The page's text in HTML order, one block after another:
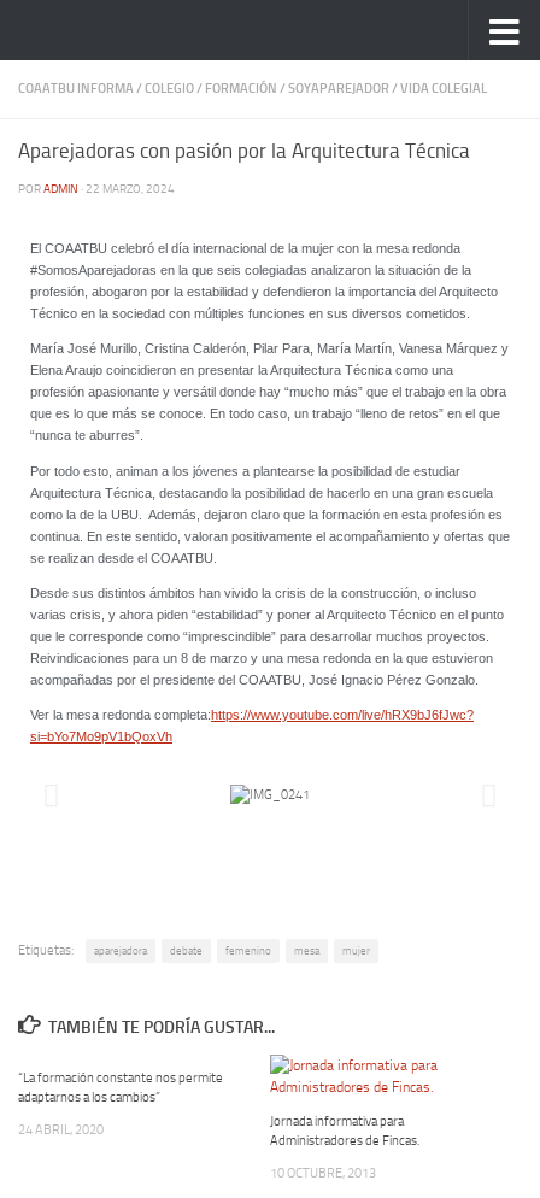
COAATBU INFORMA / COLEGIO/ FORMACIÓN / SOYAPAREJADOR / VIDA COLEGIAL
Aparejadoras con pasión por la Arquitectura Técnica
PORADMIN · 22 MARZO, 2024
El COAATBU celebró el día internacional de la mujer con la mesa redonda
#SomosAparejadoras en la que seis colegiadas analizaron la situación de la
profesión, abogaron por la estabilidad y defendieron la importancia del Arquitecto
Técnico en la sociedad con múltiples funciones en sus diversos cometidos.
María José Murillo, Cristina Calderón, Pilar Para, María Martín, Vanesa Márquez y
Elena Araujo coincidieron en presentar la Arquitectura Técnica como una
profesión apasionante y versátil donde hay “mucho más” que el trabajo en la obra
que es lo que más se conoce. En todo caso, un trabajo “lleno de retos” en el que
“nunca te aburres”.
Por todo esto, animan a los jóvenes a plantearse la posibilidad de estudiar
Arquitectura Técnica, destacando la posibilidad de hacerlo en una gran escuela
como la de la UBU. Además, dejaron claro que la formación en esta profesión es
continua. En este sentido, valoran positivamente el acompañamiento y ofertas que
se realizan desde el COAATBU.
Desde sus distintos ámbitos han vivido la crisis de la construcción, o incluso
varias crisis, y ahora piden “estabilidad” y poner al Arquitecto Técnico en el punto
que le corresponde como “imprescindible” para desarrollar muchos proyectos.
Reivindicaciones para un 8 de marzo y una mesa redonda en la que estuvieron
acompañadas por el presidente del COAATBU, José Ignacio Pérez Gonzalo.
Ver la mesa redonda completa:https://www.youtube.com/live/hRX9bJ6fJwc?
si=bYo7Mo9pV1bQoxVh
Etiquetas: aparejadora debate femenino mesa mujer
TAMBIÉN TE PODRÍA GUSTAR...
“La formación constante nos permite
adaptarnos a los cambios”
24 ABRIL, 2020
Jornada informativa para
Administradores de Fincas.
10 OCTUBRE, 2013